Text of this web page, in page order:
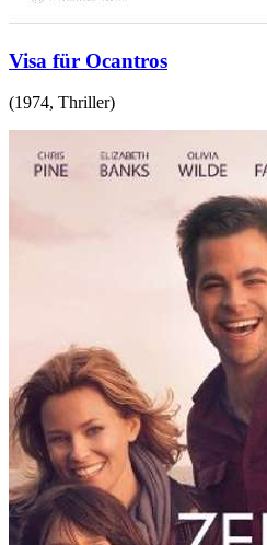
Visa für Ocantros
(1974, Thriller)